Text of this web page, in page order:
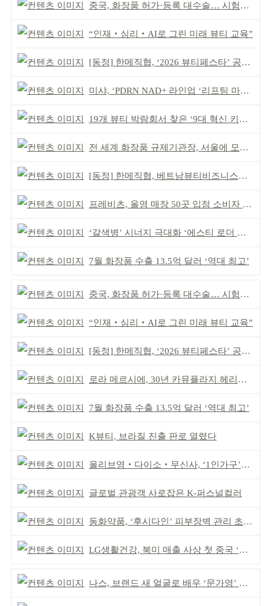
중국, 화장품 허가·등록 대수술… 시험자료 공용 허용
“인재‧심리‧AI로 그린 미래 뷰티 교육”
[동정] 한메직협, ‘2026 뷰티페스타’ 공동 주최
미샤, ‘PDRN NAD+ 라인업 ‘리프팅 마스크’ 출시
19개 뷰티 박람회서 찾은 ‘9대 혁신 키워드’
전 세계 화장품 규제기관장, 서울에 모인다
[동정] 한메직협, 베트남뷰티비즈니스협회와 MOU
프레비츠, 올영 매장 50곳 입점 소비자 접점 강화
‘갈색병’ 시너지 극대화 ‘에스티 로더 스킨부스터’ 출시
7월 화장품 수출 13.5억 달러 ‘역대 최고’
중국, 화장품 허가·등록 대수술… 시험자료 공용 허용
“인재‧심리‧AI로 그린 미래 뷰티 교육”
[동정] 한메직협, ‘2026 뷰티페스타’ 공동 주최
로라 메르시에, 30년 카뮤플라지 헤리티지 담아
7월 화장품 수출 13.5억 달러 ‘역대 최고’
K뷰티, 브라질 진출 판로 열렸다
올리브영‧다이소‧무신사, ‘1인가구’가 이끈다
글로벌 관광객 사로잡은 K-퍼스널컬러
동화약품, ‘후시다인’ 피부장벽 관리 초점 ‘리브랜딩’
LG생활건강, 북미 매출 사상 첫 중국 ‘추월’
나스, 브랜드 새 얼굴로 배우 ‘문가영’ 발탁